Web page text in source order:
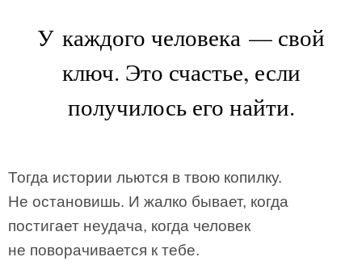
У каждого человека — свой
ключ. Это счастье, если
получилось его найти.
Тогда истории льются в твою копилку.
Не остановишь. И жалко бывает, когда
постигает неудача, когда человек
не поворачивается к тебе.